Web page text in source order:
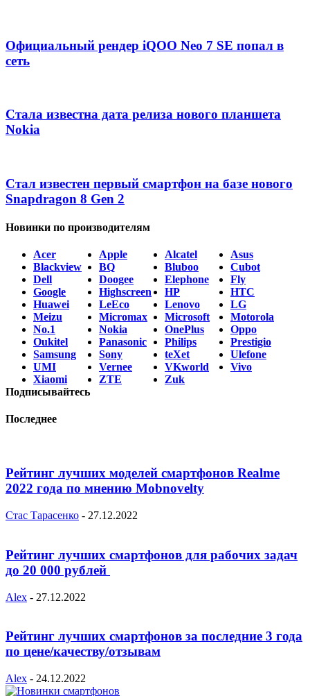
Официальный рендер iQOO Neo 7 SE попал в
сеть
Стала известна дата релиза нового планшета
Nokia
Стал известен первый смартфон на базе нового
Snapdragon 8 Gen 2
Новинки по производителям
Acer Apple Alcatel
Asus
Blackview
BQ Bluboo
Cubot
Dell
Doogee Elephone
Fly
Google
Highscreen HP
HTC
Huawei
LeEco Lenovo
LG
Meizu
Micromax Microsoft
Motorola
No.1
Nokia OnePlus
Oppo
Oukitel
Panasonic Philips
Prestigio
Samsung
Sony teXet
Ulefone
UMI
Vernee VKworld
Vivo
Xiaomi
ZTE
Zuk
Подписывайтесь
Последнее
Рейтинг лучших моделей смартфонов Realme
2022 года по мнению Mobnovelty
Стас Тарасенко - 27.12.2022
Рейтинг лучших смартфонов для рабочих задач
до 20 000 рублей
Alex - 27.12.2022
Рейтинг лучших смартфонов за последние 3 года
по цене/качеству/отзывам
Alex - 24.12.2022